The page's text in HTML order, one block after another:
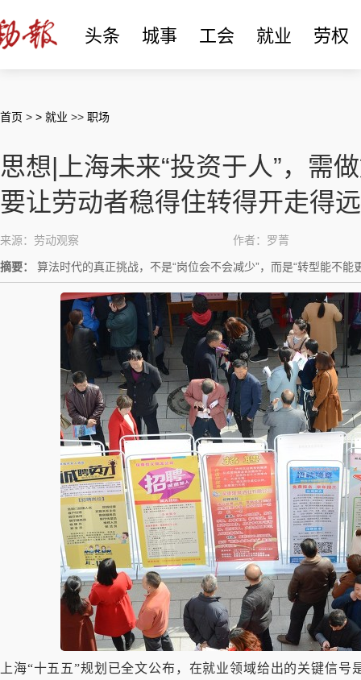
头条 城事 工会 就业 劳权
首页 > > 就业 >> 职场
思想|上海未来“投资于人”，需
要让劳动者稳得住转得开走得远
来源：劳动观察 作者：罗菁
摘要： 算法时代的真正挑战，不是“岗位会不会减少”，而是“转型能不
上海“十五五”规划已全文公布，在就业领域给出的关键信